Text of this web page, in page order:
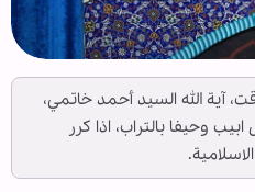
الله السيد أحمد خاتمي،
وحيفا بالتراب، اذا كرر